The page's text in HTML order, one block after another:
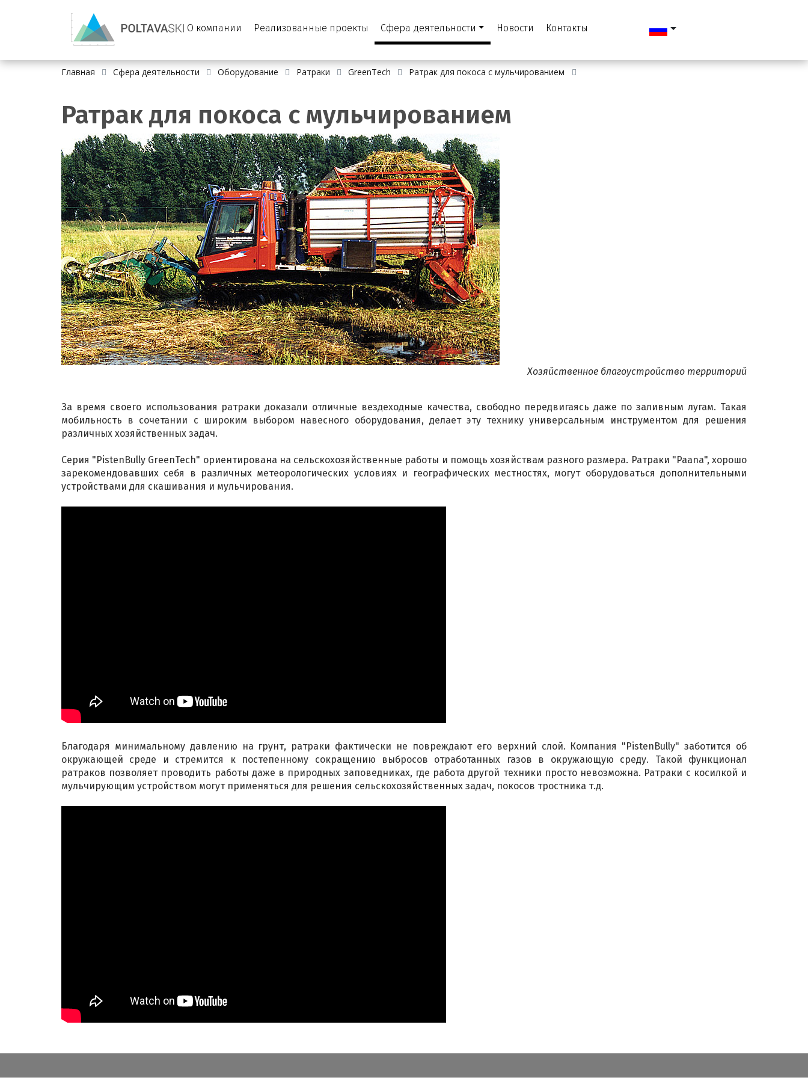
О компании Реализованные проекты Сфера деятельности Новости Контакты
Главная Сфера деятельности Оборудование Ратраки GreenTech Ратрак для покоса с мульчированием
Ратрак для покоса с мульчированием
Хозяйственное благоустройство территорий
За время своего использования ратраки доказали отличные вездеходные качества, свободно передвигаясь даже по заливным лугам. Такая
мобильность в сочетании с широким выбором навесного оборудования, делает эту технику универсальным инструментом для решения
различных хозяйственных задач.
Серия "PistenBully GreenTech" ориентирована на сельскохозяйственные работы и помощь хозяйствам разного размера. Ратраки "Paana", хорошо
зарекомендовавших себя в различных метеорологических условиях и географических местностях, могут оборудоваться дополнительными
устройствами для скашивания и мульчирования.
Благодаря минимальному давлению на грунт, ратраки фактически не повреждают его верхний слой. Компания "PistenBully" заботится об
окружающей среде и стремится к постепенному сокращению выбросов отработанных газов в окружающую среду. Такой функционал
ратраков позволяет проводить работы даже в природных заповедниках, где работа другой техники просто невозможна. Ратраки с косилкой и
мульчирующим устройством могут применяться для решения сельскохозяйственных задач, покосов тростника т.д.